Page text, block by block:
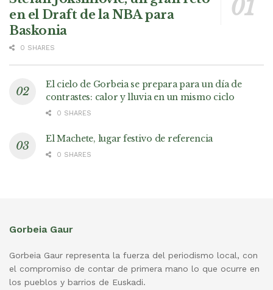
en el Draft de la NBA para
Baskonia
0 SHARES
El cielo de Gorbeia se prepara para un día de
contrastes: calor y lluvia en un mismo ciclo
0 SHARES
El Machete, lugar festivo de referencia
0 SHARES
Gorbeia Gaur
Gorbeia Gaur representa la fuerza del periodismo local, con
el compromiso de contar de primera mano lo que ocurre en
los pueblos y barrios de Euskadi.